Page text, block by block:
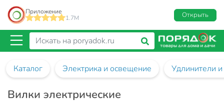
Приложение
1.7M
Открыть
Каталог Электрика и освещение Удлинители
Вилки электрические